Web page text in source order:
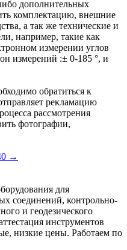
дополнительных
комплектацию, внешние
а так же технические и
например, такие как
измерении углов
измерений :± 0-185 °, и
обратиться к
рекламацию
рассмотрения
фотографии,
→
для
соединений, контрольно-
и геодезического
инструментов
низкие цены. Работаем по